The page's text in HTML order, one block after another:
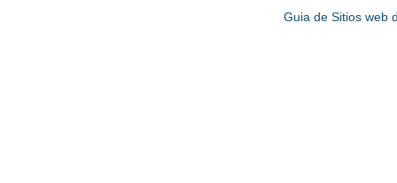
Guia de Sitios web